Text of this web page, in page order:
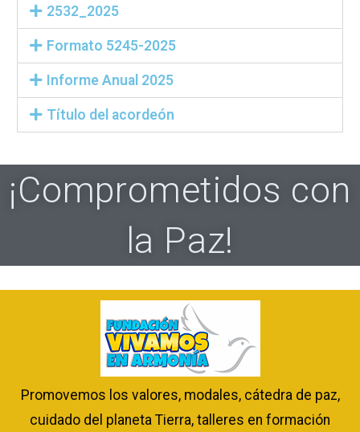
2532_2025
Formato 5245-2025
Informe Anual 2025
Título del acordeón
¡Comprometidos con
la Paz!
Promovemos los valores, modales, cátedra de paz,
cuidado del planeta Tierra, talleres en formación